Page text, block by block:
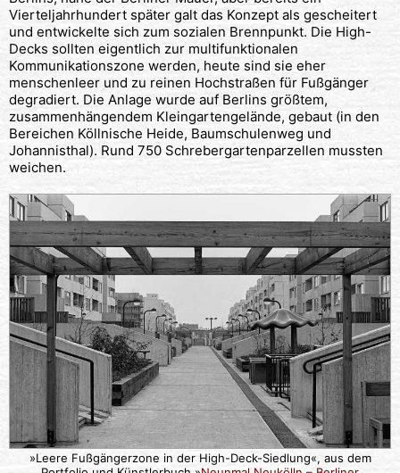
Vierteljahrhundert später galt das Konzept als gescheitert
und entwickelte sich zum sozialen Brennpunkt. Die High-
Decks sollten eigentlich zur multifunktionalen
Kommunikationszone werden, heute sind sie eher
menschenleer und zu reinen Hochstraßen für Fußgänger
degradiert. Die Anlage wurde auf Berlins größtem,
zusammenhängendem Kleingartengelände, gebaut (in den
Bereichen Köllnische Heide, Baumschulenweg und
Johannisthal). Rund 750 Schrebergartenparzellen mussten
weichen.
»Leere Fußgängerzone in der High-Deck-Siedlung«, aus dem